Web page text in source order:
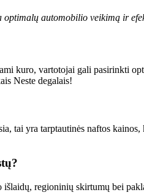
automobilio veikimą ir
kuro, vartotojai gali pasirinkti
Neste degalais!
tai yra tarptautinės naftos
regioninių skirtumų bei